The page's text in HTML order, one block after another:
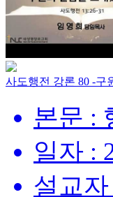
사도행전 강론 80 -구
본문 :
일자 :
설교